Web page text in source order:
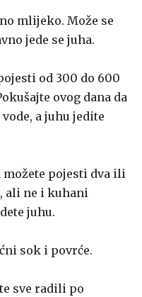
mlijeko. Može se
jede se juha.
od 300 do 600
ovog dana da
a juhu jedite
možete pojesti dva ili
ali ne i kuhani
juhu.
sok i povrće.
sve radili po